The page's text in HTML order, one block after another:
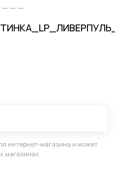
интернет-магазина и может
магазинах